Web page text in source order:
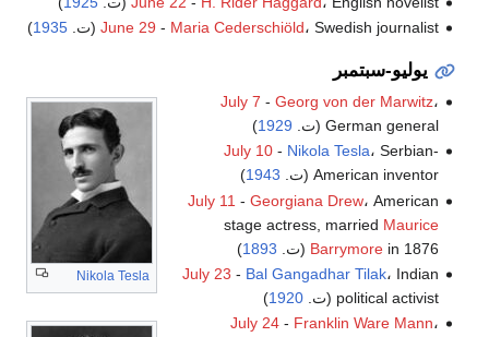
June 29 - Maria Cederschiöld، Swedish journalist (ت. 1935
)
يوليو-سبتمبر
Nikola Tesla
July 7 - Georg von der Marwitz،
German general (ت.
1929
)
July 10- Nikola Tesla، Serbian-
American inventor (ت.
1943
)
July 11 - Georgiana Drew، American
stage actress, married Maurice
Barrymorein 1876 (ت. 1893
)
July 23 - Bal Gangadhar Tilak، Indian
political activist (ت.
1920
)
July 24- Franklin Ware Mann،